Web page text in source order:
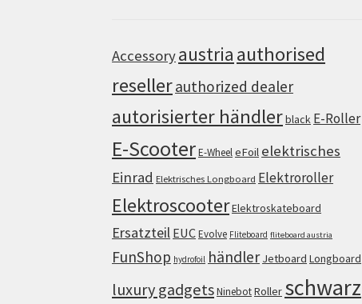
Accessoryaustria authorised
resellerauthorized dealer
autorisierter händlerblack E-Roller
E-ScooterE-WheeleFoil elektrisches
Einrad Elektrisches Longboard Elektroroller
ElektroscooterElektroskateboard
Ersatzteil EUCEvolve Fliteboard fliteboard austria
FunShop hydrofoil händler Jetboard Longboard
luxury gadgetsNinebotRoller schwarz